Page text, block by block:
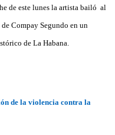
de este lunes la artista bailó al
Compay Segundo en un
de La Habana.
de la violencia contra la